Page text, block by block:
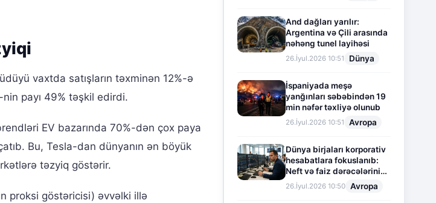
vaxtda satışların təxminən 12%-ə
payı 49% təşkil edirdi.
EV bazarında 70%-dən çox paya
Bu, Tesla-dan dünyanın ən böyük
təzyiq göstərir.
proksi göstəricisi) əvvəlki illə
And dağları yarılır:
Argentina və Çili arasında
nəhəng tunel layihəsi
26.İyul.2026 10:51 Dünya
İspaniyada meşə
yanğınları səbəbindən 19
min nəfər təxliyə olunub
26.İyul.2026 10:51 Avropa
Dünya birjaları korporativ
hesabatlara fokuslanıb:
Neft və faiz dərəcələrinin
təsiri altında cari vəziyyət
26.İyul.2026 10:50 Avropa